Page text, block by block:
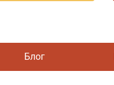
Блог